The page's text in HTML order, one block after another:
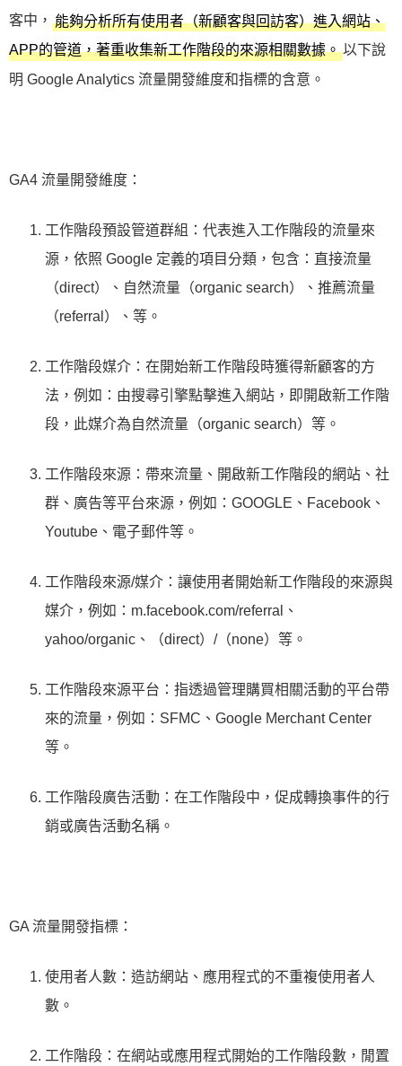
客中， 能夠分析所有使用者（新顧客與回訪客）進入網站、
APP的管道，著重收集新工作階段的來源相關數據。以下說
明 Google Analytics 流量開發維度和指標的含意。
GA4 流量開發維度：
工作階段預設管道群組：代表進入工作階段的流量來
源，依照 Google 定義的項目分類，包含：直接流量
（direct）、自然流量（organic search）、推薦流量
（referral）、等。
工作階段媒介：在開始新工作階段時獲得新顧客的方
法，例如：由搜尋引擎點擊進入網站，即開啟新工作階
段，此媒介為自然流量（organic search）等。
工作階段來源：帶來流量、開啟新工作階段的網站、社
群、廣告等平台來源，例如：GOOGLE、Facebook、
Youtube、電子郵件等。
工作階段來源/媒介：讓使用者開始新工作階段的來源與
媒介，例如：m.facebook.com/referral、
yahoo/organic、（direct）/（none）等。
工作階段來源平台：指透過管理購買相關活動的平台帶
來的流量，例如：SFMC、Google Merchant Center
等。
工作階段廣告活動：在工作階段中，促成轉換事件的行
銷或廣告活動名稱。
GA 流量開發指標：
使用者人數：造訪網站、應用程式的不重複使用者人
數。
工作階段：在網站或應用程式開始的工作階段數，閒置